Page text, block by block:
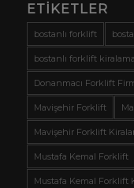
ETIKETLER
bostanlı forklift
bostanlı forklift kiralama
Donanmacı Forklift
Mavişehir Forklift
Mavişehir Forklift
Mustafa Kemal Forklift
Mustafa Kemal Forklift